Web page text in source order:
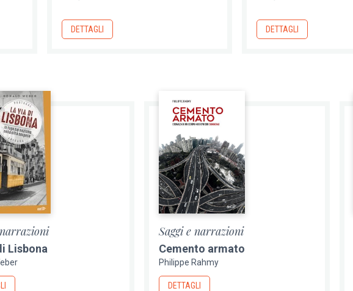
DETTAGLI DETTAGLI
Lisbona
Saggi e narrazioni
Cemento armato
Philippe Rahmy
DETTAGLI